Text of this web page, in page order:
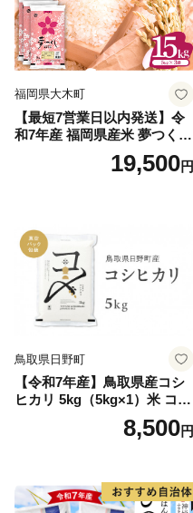
福岡県大木町
【最短7営業日以内発送】令
和7年産 福岡県産米 夢つくし
15kg 精米 ※北海道・沖縄・
19,500円
鳥取県日野町
【令和7年産】鳥取県産コシ
ヒカリ 5kg（5kg×1）米 コシ
ヒカリ こしひかり お米 白米
精米 5キロ おこめ こめ コメ
野町産 Elevation
8,500円